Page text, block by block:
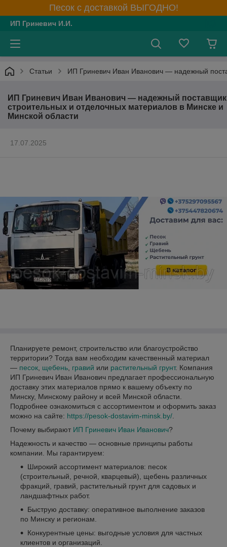
Песок с доставкой ВЫГОДНО!
ИП Гриневич И.И.
Статьи ИП Гриневич Иван Иванович — надежный
ИП Гриневич Иван Иванович — надежный поставщик
строительных и отделочных материалов в Минске и
Минской области
17.07.2025
Планируете ремонт, строительство или благоустройство
территории? Тогда вам необходим качественный материал
— песок щебень гравий или растительный грунт. Компания
ИП Гриневич Иван Иванович предлагает профессиональную
доставку этих материалов прямо к вашему объекту по
Минску, Минскому району и всей Минской области.
Подробнее ознакомиться с ассортиментом и оформить заказ
можно на сайте: https://pesok-dostavim-minsk.by/
Почему выбирают ИП Гриневич Иван Иванович?
Надежность и качество — основные принципы работы
компании. Мы гарантируем:
Широкий ассортимент материалов: песок
(строительный, речной, кварцевый), щебень различных
фракций, гравий, растительный грунт для садовых и
ландшафтных работ.
Быструю доставку: оперативное выполнение заказов
по Минску и регионам.
Конкурентные цены: выгодные условия для частных
клиентов и организаций.